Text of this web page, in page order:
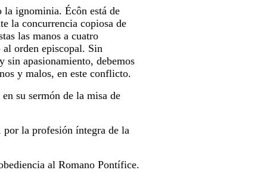
la ignominia. Écôn está de
la concurrencia copiosa de
las manos a cuatro
orden episcopal. Sin
sin apasionamiento, debemos
y malos, en este conflicto.
su sermón de la misa de
la profesión íntegra de la
al Romano Pontífice.